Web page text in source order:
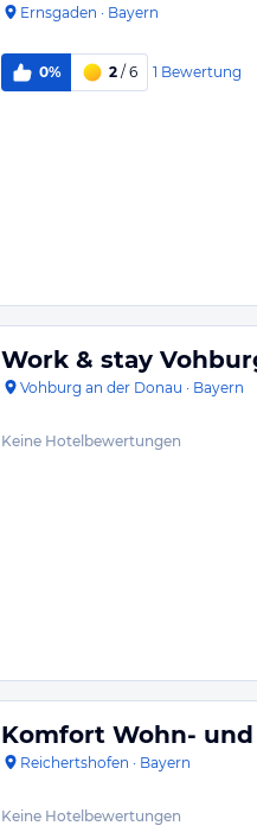
Ernsgaden · Bayern
0% 2 / 6 1 Bewertung
Work & stay
Vohburg an der Donau · Bayern
Keine Hotelbewertungen
Komfort Wohn- und
Reichertshofen · Bayern
Keine Hotelbewertungen